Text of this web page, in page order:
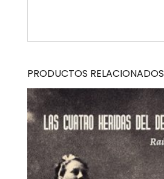
PRODUCTOS RELACIONADOS